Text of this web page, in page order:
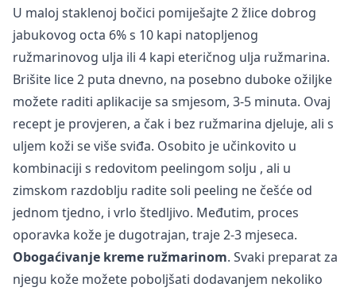
U maloj staklenoj bočici pomiješajte 2 žlice dobrog
jabukovog octa 6% s 10 kapi natopljenog
ružmarinovog ulja ili 4 kapi eteričnog ulja ružmarina.
Brišite lice 2 puta dnevno, na posebno duboke ožiljke
možete raditi aplikacije sa smjesom, 3-5 minuta. Ovaj
recept je provjeren, a čak i bez ružmarina djeluje, ali s
uljem koži se više sviđa. Osobito je učinkovito u
kombinaciji s redovitom peelingom solju , ali u
zimskom razdoblju radite soli peeling ne češće od
jednom tjedno, i vrlo štedljivo. Međutim, proces
oporavka kože je dugotrajan, traje 2-3 mjeseca.
Obogaćivanje kreme ružmarinom. Svaki preparat za
njegu kože možete poboljšati dodavanjem nekoliko